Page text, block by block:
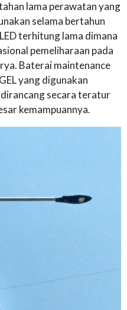
lama perawatan yang
selama bertahun
terhitung lama dimana
pemeliharaan pada
Baterai maintenance
yang digunakan
secara teratur
kemampuannya.